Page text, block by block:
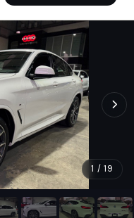
1 / 19